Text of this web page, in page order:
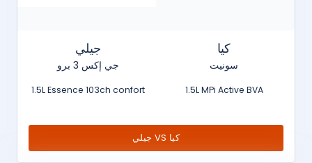
كيا
سونيت
1.5L MPi Active BVA
جيلي
جي إكس 3 برو
1.5L Essence 103ch confort
كيا VS جيلي